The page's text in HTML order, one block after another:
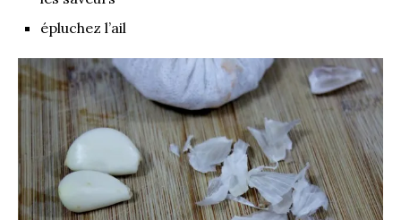
épluchez l’ail